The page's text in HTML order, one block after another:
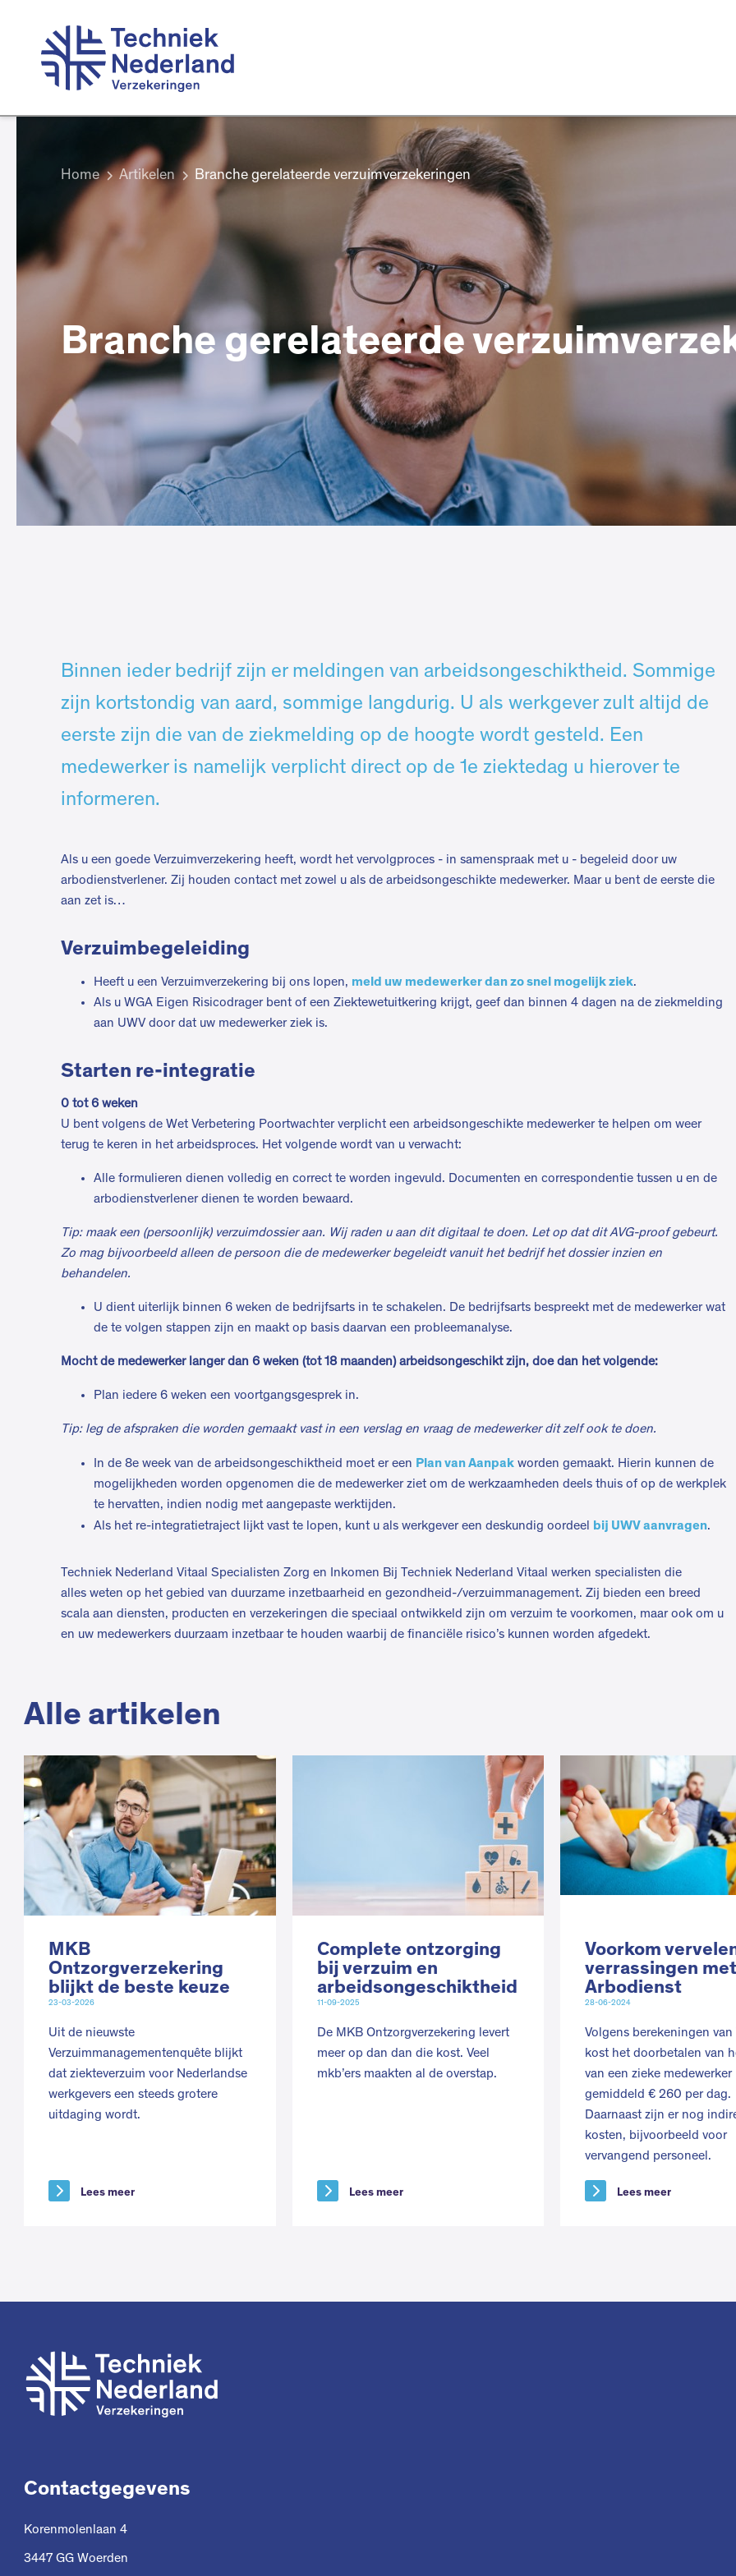
Home Artikelen Branche gerelateerde verzuimverzekeringen
Branche gerelateerde
Binnen ieder bedrijf zijn er meldingen van arbeidsongeschiktheid. Sommige
zijn kortstondig van aard, sommige langdurig. U als werkgever zult altijd de
eerste zijn die van de ziekmelding op de hoogte wordt gesteld. Een
medewerker is namelijk verplicht direct op de 1e ziektedag u hierover te
informeren.
Als u een goede Verzuimverzekering heeft, wordt het vervolgproces - in samenspraak met u - begeleid door uw
arbodienstverlener. Zij houden contact met zowel u als de arbeidsongeschikte medewerker. Maar u bent de eerste die
aan zet is…
Verzuimbegeleiding
Heeft u een Verzuimverzekering bij ons lopen, meld uw medewerker dan zo snel mogelijk ziek.
Als u WGA Eigen Risicodrager bent of een Ziektewetuitkering krijgt, geef dan binnen 4 dagen na de ziekmelding
aan UWV door dat uw medewerker ziek is.
Starten re-integratie
0 tot 6 weken
U bent volgens de Wet Verbetering Poortwachter verplicht een arbeidsongeschikte medewerker te helpen om weer
terug te keren in het arbeidsproces. Het volgende wordt van u verwacht:
Alle formulieren dienen volledig en correct te worden ingevuld. Documenten en correspondentie tussen u en de
arbodienstverlener dienen te worden bewaard.
Tip: maak een (persoonlijk) verzuimdossier aan. Wij raden u aan dit digitaal te doen. Let op dat dit AVG-proof gebeurt.
Zo mag bijvoorbeeld alleen de persoon die de medewerker begeleidt vanuit het bedrijf het dossier inzien en
behandelen.
U dient uiterlijk binnen 6 weken de bedrijfsarts in te schakelen. De bedrijfsarts bespreekt met de medewerker wat
de te volgen stappen zijn en maakt op basis daarvan een probleemanalyse.
Mocht de medewerker langer dan 6 weken (tot 18 maanden) arbeidsongeschikt zijn, doe dan het volgende:
Plan iedere 6 weken een voortgangsgesprek in.
Tip: leg de afspraken die worden gemaakt vast in een verslag en vraag de medewerker dit zelf ook te doen.
In de 8e week van de arbeidsongeschiktheid moet er een Plan van Aanpak worden gemaakt. Hierin kunnen de
mogelijkheden worden opgenomen die de medewerker ziet om de werkzaamheden deels thuis of op de werkplek
te hervatten, indien nodig met aangepaste werktijden.
Als het re-integratietraject lijkt vast te lopen, kunt u als werkgever een deskundig oordeel
bij UWV aanvragen.
Techniek Nederland Vitaal Specialisten Zorg en Inkomen Bij Techniek Nederland Vitaal werken specialisten die
alles weten op het gebied van duurzame inzetbaarheid en gezondheid-/verzuimmanagement. Zij bieden een breed
scala aan diensten, producten en verzekeringen die speciaal ontwikkeld zijn om verzuim te voorkomen, maar ook om u
en uw medewerkers duurzaam inzetbaar te houden waarbij de financiële risico’s kunnen worden afgedekt.
Alle artikelen
MKB
Ontzorgverzekering
blijkt de beste keuze
23-03-2026
Uit de nieuwste
Verzuimmanagementenquête blijkt
dat ziekteverzuim voor Nederlandse
werkgevers een steeds grotere
uitdaging wordt.
Lees meer
Complete ontzorging
bij verzuim en
arbeidsongeschiktheid
11-09-2025
De MKB Ontzorgverzekering levert
meer op dan dan die kost. Veel
mkb’ers maakten al de overstap.
Lees meer
Voorkom
verrassingen
Arbodienst
28-06-2024
Volgens berekeningen van
kost het doorbetalen van
van een zieke medewerker
gemiddeld € 260 per dag.
Daarnaast zijn er nog
kosten, bijvoorbeeld voor
vervangend personeel.
Lees meer
Contactgegevens
Korenmolenlaan 4
3447 GG Woerden